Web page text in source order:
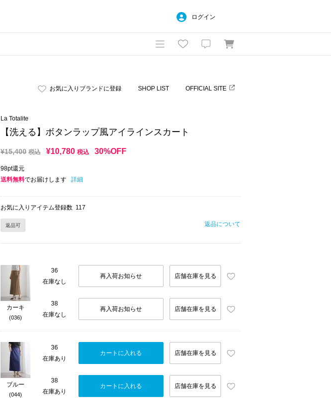
ログイン
お気に入りブランドに登録 SHOP LIST OFFICIAL SITE
La Totalite
【洗える】ボタンラップ風アイラインスカート
¥15,400 税込 ¥10,780 税込 30%OFF
98pt還元
送料無料でお届けします 詳細
お気に入りアイテム登録数 117
返品可 返品について
カーキ
(036)
36
在庫なし
再入荷お知らせ 店舗在庫を見る
38
在庫なし
再入荷お知らせ 店舗在庫を見る
ブルー
(044)
36
在庫あり
カートに入れる 店舗在庫を見る
38
在庫あり
カートに入れる 店舗在庫を見る